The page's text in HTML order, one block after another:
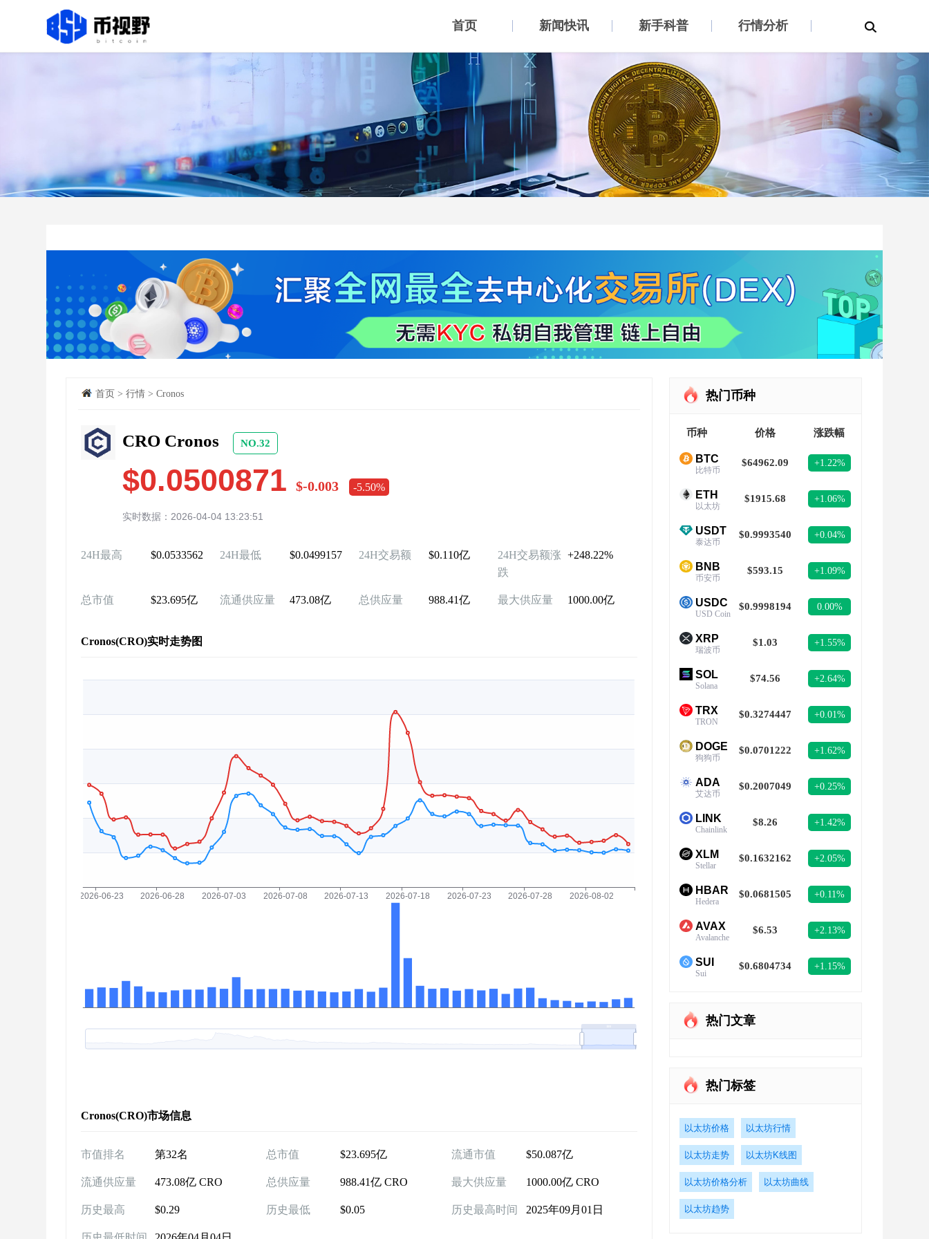
首页 新闻快讯 新手科普 行情分析
币种行情
首页> 行情> Cronos
CRO Cronos NO.32
$0.0500871$-0.003 -5.50%
实时数据：2026-04-04 13:23:51
24H最高 $0.0533562 24H最低 $0.0499157 24H交易额 $0.110亿
24H交易额涨
跌
+248.22%
总市值 $23.695亿 流通供应量 473.08亿 总供应量 988.41亿 最大供应量 1000.00亿
Cronos(CRO)实时走势图
Cronos(CRO)市场信息
市值排名 第32名 总市值 $23.695亿 流通市值 $50.087亿
流通供应量 473.08亿 CRO 总供应量 988.41亿 CRO 最大供应量 1000.00亿 CRO
历史最高 $0.29 历史最低 $0.05 历史最高时间 2025年09月01日
热门币种
币种 价格 涨跌幅
BTC
比特币
$64962.09 +1.22%
ETH
以太坊
$1915.68 +1.06%
USDT
泰达币
$0.9993540 +0.04%
BNB
币安币
$593.15 +1.09%
USDC
USD Coin
$0.9998194 0.00%
XRP
瑞波币
$1.03 +1.55%
SOL
Solana
$74.56 +2.64%
TRX
TRON
$0.3274447 +0.01%
DOGE
狗狗币
$0.0701222 +1.62%
ADA
艾达币
$0.2007049 +0.25%
LINK
Chainlink
$8.26 +1.42%
XLM
Stellar
$0.1632162 +2.05%
HBAR
Hedera
$0.0681505 +0.11%
AVAX
Avalanche
$6.53 +2.13%
SUI
Sui
$0.6804734 +1.15%
热门文章
热门标签
以太坊价格 以太坊行情
以太坊走势 以太坊K线图
以太坊价格分析 以太坊曲线
以太坊趋势